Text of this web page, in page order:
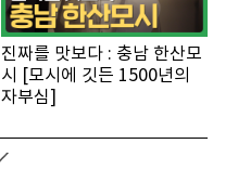
진짜를 맛보다 : 충남 한산모
시 [모시에 깃든 1500년의
자부심]